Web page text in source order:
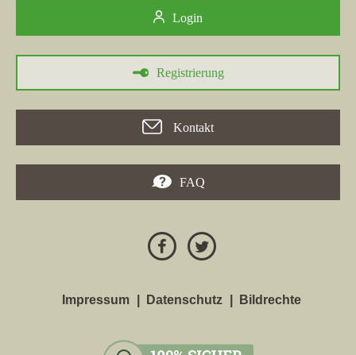
Login
Registrierung
Kontakt
FAQ
Impressum Datenschutz Bildrechte